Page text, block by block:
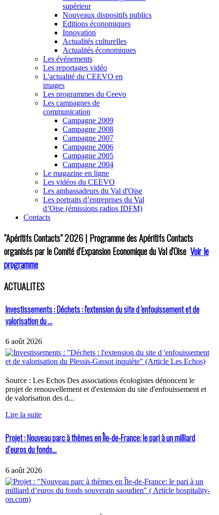
supérieur
Nouveaux dispositifs publics
Editions économiques
Innovation
Actualités culturelles
Actualités économiques
Les événements
Les reportages vidéo
L'actualité du CEEVO en
images
Les programmes du Ceevo
Les campagnes de
communication
Campagne 2009
Campagne 2008
Campagne 2007
Campagne 2006
Campagne 2005
Campagne 2004
Le magazine en ligne
Les vidéos du CEEVO
Les ambassadeurs du Val d'Oise
Les portraits d’entreprises du Val
d’Oise (émissions radios IDFM)
Contacts
"Apéritifs Contacts"2026 | Programme des Apéritifs Contacts
organisés par le Comité d'Expansion Economique du Val d'Oise Voir le
programme
ACTUALITES
Investissements : Déchets : l'extension du site d 'enfouissement et de
valorisation du ...
6 août 2026
Source : Les Echos Des associations écologistes dénoncent le
projet de renouvellement et d'extension du site d'enfouissement et
de valorisation des d...
Lire la suite
Projet : Nouveau parc à thèmes en Île-de-France: le pari à un milliard
d’euros du fonds...
6 août 2026